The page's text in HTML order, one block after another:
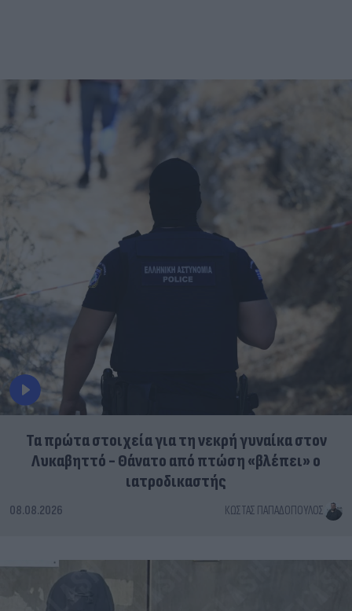
Τα πρώτα στοιχεία για τη νεκρή γυναίκα στον
Λυκαβηττό - Θάνατο από πτώση «βλέπει» ο
ιατροδικαστής
08.08.2026 ΚΏΣΤΑΣ ΠΑΠΑΔΌΠΟΥΛΟΣ